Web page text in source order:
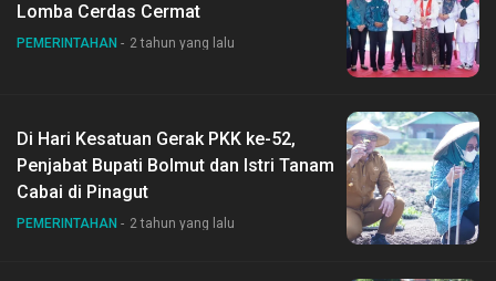
Lomba Cerdas Cermat
PEMERINTAHAN 2 tahun yang lalu
Di Hari Kesatuan Gerak PKK ke-52,
Penjabat Bupati Bolmut dan Istri Tanam
Cabai di Pinagut
PEMERINTAHAN 2 tahun yang lalu